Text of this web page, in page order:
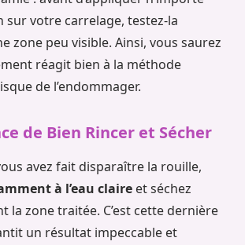
sur votre carrelage, testez-la
zone peu visible. Ainsi, vous saurez
réagit bien à la méthode
de l’endommager.
de Bien Rincer et Sécher
avez fait disparaître la rouille,
à l’eau claire et séchez
la zone traitée. C’est cette dernière
un résultat impeccable et